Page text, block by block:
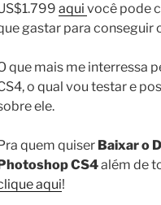
aqui você pode
gastar para conseguir
que mais me interressa
o qual vou testar e
ele.
quem quiser Baixar o
CS4além de
aqui!